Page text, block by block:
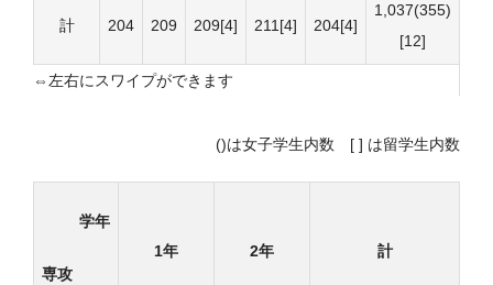
計 204 209 209[4] 211[4] 204[4]
1,037(355)
[12]
()は女子学生内数 [ ] は留学生内数
学年
専攻
1年 2年 計